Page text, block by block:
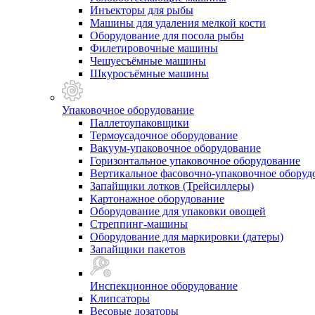
Инъекторы для рыбы
Машины для удаления мелкой кости
Оборудование для посола рыбы
Филетировочные машины
Чешуесъёмные машины
Шкуросъёмные машины
Упаковочное оборудование
Паллетоупаковщики
Термоусадочное оборудование
Вакуум-упаковочное оборудование
Горизонтальное упаковочное оборудование
Вертикальное фасовочно-упаковочное
Запайщики лотков (Трейсиллеры)
Картонажное оборудование
Оборудование для упаковки овощей
Стреппинг-машины
Оборудование для маркировки (датеры)
Запайщики пакетов
Инспекционное оборудование
Клипсаторы
Весовые дозаторы